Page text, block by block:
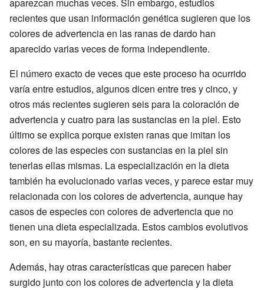
aparezcan muchas veces. Sin embargo, estudios
recientes que usan información genética sugieren que los
colores de advertencia en las ranas de dardo han
aparecido varias veces de forma independiente.
El número exacto de veces que este proceso ha ocurrido
varía entre estudios, algunos dicen entre tres y cinco, y
otros más recientes sugieren seis para la coloración de
advertencia y cuatro para las sustancias en la piel. Esto
último se explica porque existen ranas que imitan los
colores de las especies con sustancias en la piel sin
tenerlas ellas mismas. La especialización en la dieta
también ha evolucionado varias veces, y parece estar muy
relacionada con los colores de advertencia, aunque hay
casos de especies con colores de advertencia que no
tienen una dieta especializada. Estos cambios evolutivos
son, en su mayoría, bastante recientes.
Además, hay otras características que parecen haber
surgido junto con los colores de advertencia y la dieta